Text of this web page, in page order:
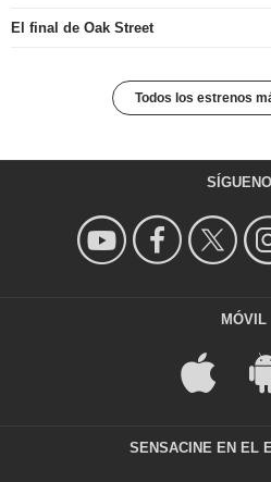
El final de Oak Street
Todos los estrenos
MÓVIL
SENSACINE EN EL